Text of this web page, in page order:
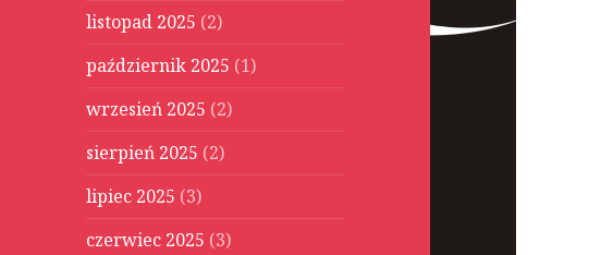
listopad 2025 (2)
październik 2025 (1)
wrzesień 2025 (2)
sierpień 2025 (2)
lipiec 2025 (3)
czerwiec 2025 (3)